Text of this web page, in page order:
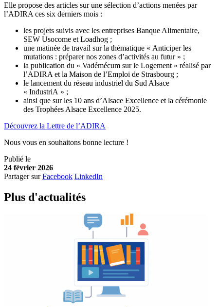
Elle propose des articles sur une sélection d’actions menées par
l’ADIRA ces six derniers mois :
les projets suivis avec les entreprises Banque Alimentaire,
SEW Usocome et Loadhog ;
une matinée de travail sur la thématique « Anticiper les
mutations : préparer nos zones d’activités au futur » ;
la publication du « Vadémécum sur le Logement » réalisé par
l’ADIRA et la Maison de l’Emploi de Strasbourg ;
le lancement du réseau industriel du Sud Alsace
« IndustriA » ;
ainsi que sur les 10 ans d’Alsace Excellence et la cérémonie
des Trophées Alsace Excellence 2025.
Découvrez la Lettre de l’ADIRA
Nous vous en souhaitons bonne lecture !
Publié le
24 février 2026
Partager sur Facebook LinkedIn
Plus d'actualités